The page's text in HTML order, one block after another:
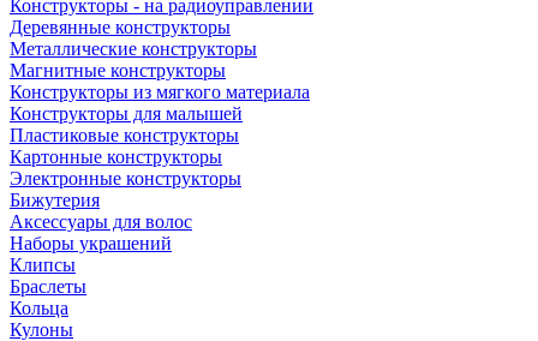
Конструкторы - на радиоуправлении
Деревянные конструкторы
Металлические конструкторы
Магнитные конструкторы
Конструкторы из мягкого материала
Конструкторы для малышей
Пластиковые конструкторы
Картонные конструкторы
Электронные конструкторы
Бижутерия
Аксессуары для волос
Наборы украшений
Клипсы
Браслеты
Кольца
Кулоны